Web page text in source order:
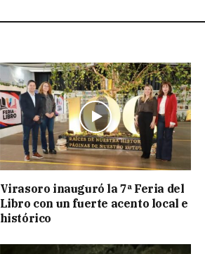
Virasoro inauguró la 7ª Feria del
Libro con un fuerte acento local e
histórico